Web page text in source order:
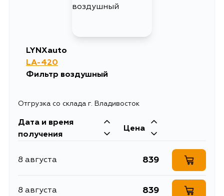
LYNXauto
LA-420
Фильтр воздушный
Отгрузка со склада г. Владивосток
Дата и время
получения
Цена
8 августа 839
8 августа 839